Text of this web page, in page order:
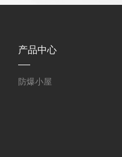
产品中心
防爆小屋